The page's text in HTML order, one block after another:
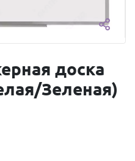
доска
Зеленая)